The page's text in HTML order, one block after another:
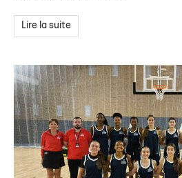
Lire la suite